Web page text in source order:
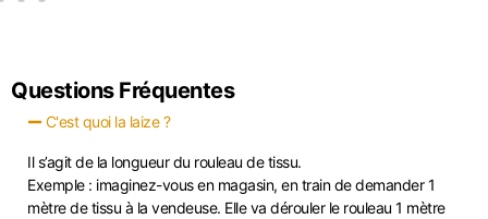
Questions Fréquentes
C'est quoi la laize ?
Il s’agit de la longueur du rouleau de tissu.
Exemple : imaginez-vous en magasin, en train de demander 1
mètre de tissu à la vendeuse. Elle va dérouler le rouleau 1 mètre